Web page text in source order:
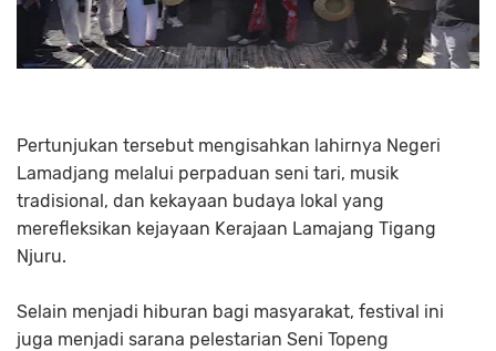
Pertunjukan tersebut mengisahkan lahirnya Negeri
Lamadjang melalui perpaduan seni tari, musik
tradisional, dan kekayaan budaya lokal yang
merefleksikan kejayaan Kerajaan Lamajang Tigang
Njuru.
Selain menjadi hiburan bagi masyarakat, festival ini
juga menjadi sarana pelestarian Seni Topeng